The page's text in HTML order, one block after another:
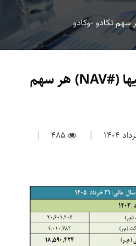
بررسی خالص ارزش داراییها (#NAV) هر سهم